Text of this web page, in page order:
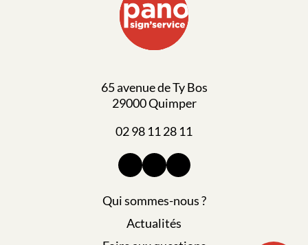
65 avenue de Ty Bos
29000 Quimper
02 98 11 28 11
Qui sommes-nous ?
Actualités